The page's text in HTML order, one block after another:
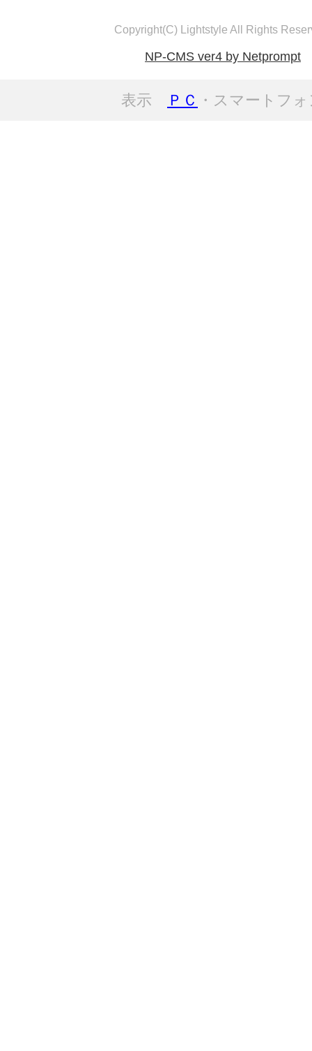
Copyright(C) Lightstyle All Rights
NP-CMS ver4 by Netprompt
表示 ＰＣ ・スマートフ